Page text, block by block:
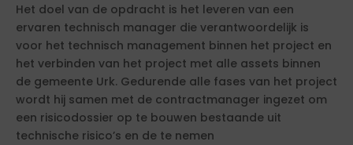
Het doel van de opdracht is het leveren van een
ervaren technisch manager die verantwoordelijk is
voor het technisch management binnen het project en
het verbinden van het project met alle assets binnen
de gemeente Urk. Gedurende alle fases van het project
wordt hij samen met de contractmanager ingezet om
een risicodossier op te bouwen bestaande uit
technische risico’s en de te nemen